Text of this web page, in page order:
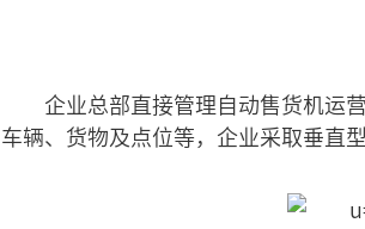
企业总部直接管理自动售货机运
车辆、货物及点位等，企业采取垂直